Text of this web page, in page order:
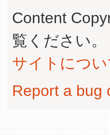
Content
覧ください
サイトにつ
Report a bug